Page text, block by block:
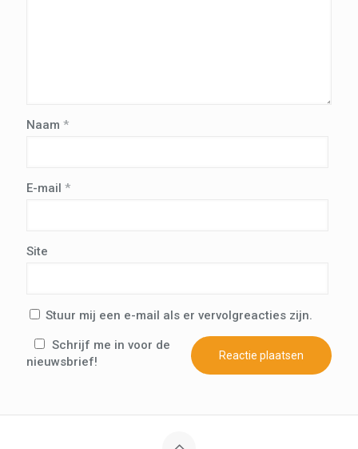
Naam *
E-mail *
Site
Stuur mij een e-mail als er vervolgreacties zijn.
Schrijf me in voor de
nieuwsbrief!